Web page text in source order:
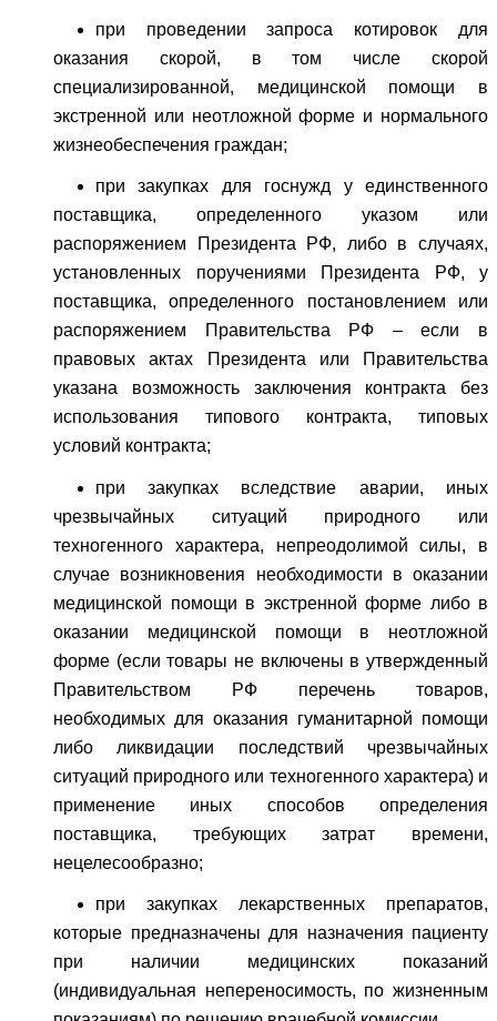
при проведении запроса котировок для
оказания скорой, в том числе скорой
специализированной, медицинской помощи в
экстренной или неотложной форме и нормального
жизнеобеспечения граждан;
при закупках для госнужд у единственного
поставщика, определенного указом или
распоряжением Президента РФ, либо в случаях,
установленных поручениями Президента РФ, у
поставщика, определенного постановлением или
распоряжением Правительства РФ – если в
правовых актах Президента или Правительства
указана возможность заключения контракта без
использования типового контракта, типовых
условий контракта;
при закупках вследствие аварии, иных
чрезвычайных ситуаций природного или
техногенного характера, непреодолимой силы, в
случае возникновения необходимости в оказании
медицинской помощи в экстренной форме либо в
оказании медицинской помощи в неотложной
форме (если товары не включены в утвержденный
Правительством РФ перечень товаров,
необходимых для оказания гуманитарной помощи
либо ликвидации последствий чрезвычайных
ситуаций природного или техногенного характера) и
применение иных способов определения
поставщика, требующих затрат времени,
нецелесообразно;
при закупках лекарственных препаратов,
которые предназначены для назначения пациенту
при наличии медицинских показаний
(индивидуальная непереносимость, по жизненным